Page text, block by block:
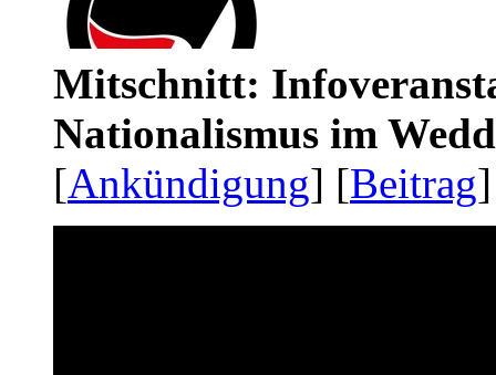
Mitschnitt:
Nationalismus im
[Ankündigung] [Beitrag